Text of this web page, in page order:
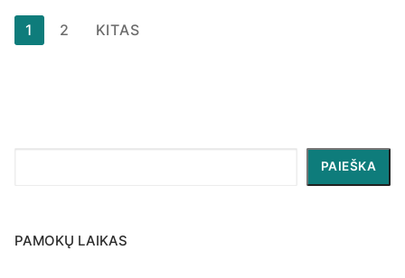
Įrašų
puslapiavimas
1 2 KITAS
PAIEŠKA
PAMOKŲ LAIKAS